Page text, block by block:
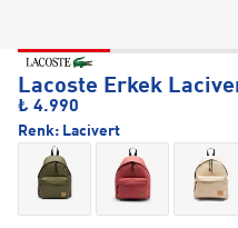
Lacoste Erkek
₺ 4.990
Renk: Lacivert